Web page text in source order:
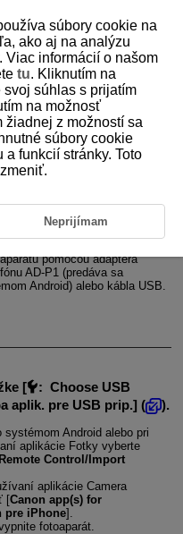
pomocou adaptéra
AD-P1 (predáva sa
Android) alebo kábla USB.
[ : Choose USB
aplik. pre USB prip.] ( ).
Android alebo pri
aplikácie Fotky vyberte
Control/Import
aplikácie Camera
[Canon app(s) for
pre iPhone].
fotoaparát.
súbory cookie na
ako aj na analýzu
Viac informácií o našom
tu. Kliknutím na
svoj súhlas s prijatím
na možnosť
žiadnej z možností sa
súbory cookie
funkcií stránky. Toto
Neprijímam